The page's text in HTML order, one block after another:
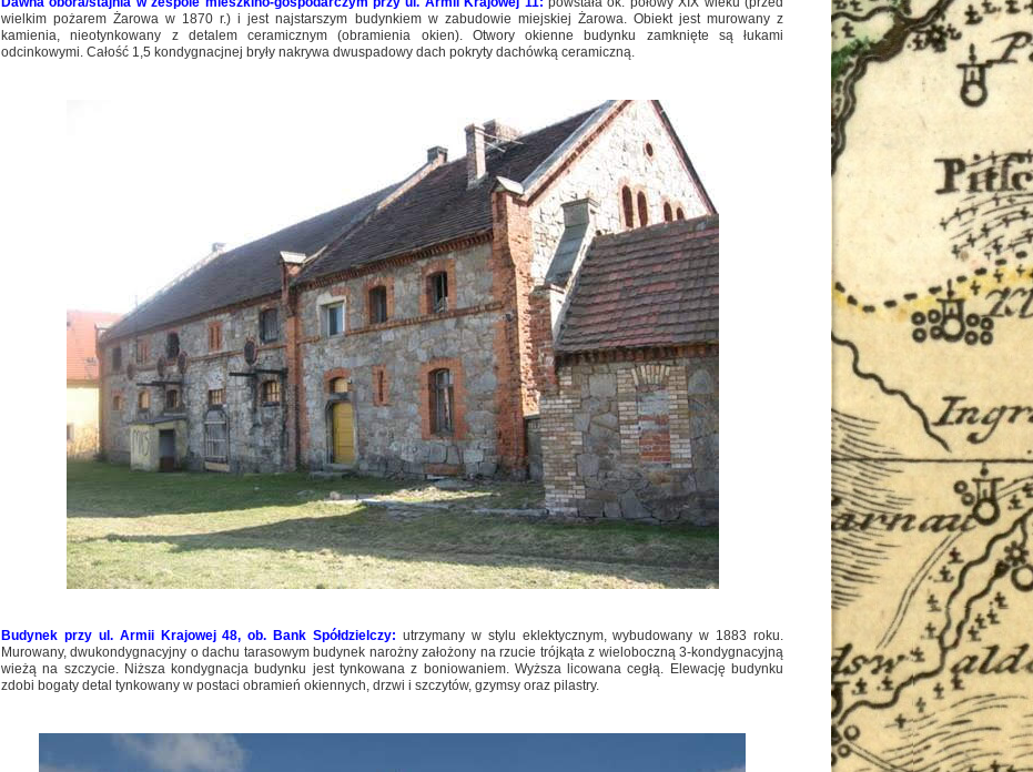
wielkim pożarem Żarowa w 1870 r.) i jest najstarszym budynkiem w zabudowie miejskiej Żarowa. Obiekt jest murowany z
kamienia, nieotynkowany z detalem ceramicznym (obramienia okien). Otwory okienne budynku zamknięte są łukami
odcinkowymi. Całość 1,5 kondygnacjnej bryły nakrywa dwuspadowy dach pokryty dachówką ceramiczną.
Budynek przy ul. Armii Krajowej 48, ob. Bank Spółdzielczy: utrzymany w stylu eklektycznym, wybudowany w 1883 roku.
Murowany, dwukondygnacyjny o dachu tarasowym budynek narożny założony na rzucie trójkąta z wieloboczną 3-kondygnacyjną
wieżą na szczycie. Niższa kondygnacja budynku jest tynkowana z boniowaniem. Wyższa licowana cegłą. Elewację budynku
zdobi bogaty detal tynkowany w postaci obramień okiennych, drzwi i szczytów, gzymsy oraz pilastry.